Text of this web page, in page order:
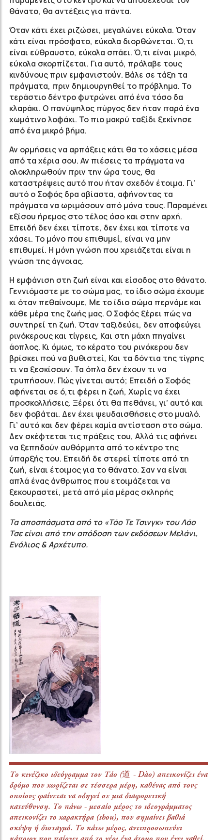
θάνατο, θα αντέξεις για πάντα.
Όταν κάτι έχει ριζώσει, μεγαλώνει εύκολα. Όταν
κάτι είναι πρόσφατο, εύκολα διορθώνεται. Ό,τι
είναι εύθραυστο, εύκολα σπάει. Ό,τι είναι μικρό,
εύκολα σκορπίζεται. Για αυτό, πρόλαβε τους
κινδύνους πριν εμφανιστούν. Βάλε σε τάξη τα
πράγματα, πριν δημιουργηθεί το πρόβλημα. Το
τεράστιο δέντρο φυτρώνει από ένα τόσο δα
κλαράκι. Ο πανύψηλος πύργος δεν ήταν παρά ένα
χωμάτινο λοφάκι. Το πιο μακρύ ταξίδι ξεκίνησε
από ένα μικρό βήμα.
Αν ορμήσεις να αρπάξεις κάτι θα το χάσεις μέσα
από τα χέρια σου. Αν πιέσεις τα πράγματα να
ολοκληρωθούν πριν την ώρα τους, θα
καταστρέψεις αυτό που ήταν σχεδόν έτοιμα. Γι’
αυτό ο Σοφός δρα αβίαστα, αφήνοντας τα
πράγματα να ωριμάσουν από μόνα τους. Παραμένει
εξίσου ήρεμος στο τέλος όσο και στην αρχή.
Επειδή δεν έχει τίποτε, δεν έχει και τίποτε να
χάσει. Το μόνο που επιθυμεί, είναι να μην
επιθυμεί. Η μόνη γνώση που χρειάζεται είναι η
γνώση της άγνοιας.
Η εμφάνιση στη ζωή είναι και είσοδος στο θάνατο.
Γεννιόμαστε με το σώμα μας, το ίδιο σώμα έχουμε
κι όταν πεθαίνουμε, Με το ίδιο σώμα περνάμε και
κάθε μέρα της ζωής μας. Ο Σοφός ξέρει πώς να
συντηρεί τη ζωή. Όταν ταξιδεύει, δεν αποφεύγει
ρινόκερους και τίγρεις, Και στη μάχη πηγαίνει
άοπλος. Κι όμως, το κέρατο του ρινόκερου δεν
βρίσκει πού να βυθιστεί, Και τα δόντια της τίγρης
τι να ξεσκίσουν. Τα όπλα δεν έχουν τι να
τρυπήσουν. Πώς γίνεται αυτό; Επειδή ο Σοφός
αφήνεται σε ό,τι φέρει η ζωή, Χωρίς να έχει
προσκολλήσεις. Ξέρει ότι θα πεθάνει, γι’ αυτό και
δεν φοβάται. Δεν έχει ψευδαισθήσεις στο μυαλό.
Γι’ αυτό και δεν φέρει καμία αντίσταση στο σώμα.
Δεν σκέφτεται τις πράξεις του, Αλλά τις αφήνει
να ξεπηδούν αυθόρμητα από το κέντρο της
ύπαρξής του. Επειδή δε στερεί τίποτε από τη
ζωή, είναι έτοιμος για το θάνατο. Σαν να είναι
απλά ένας άνθρωπος που ετοιμάζεται να
ξεκουραστεί, μετά από μία μέρας σκληρής
δουλειάς.
Τα αποσπάσματα από το «Τάο Τε Τσινγκ» του Λάο
Τσε είναι από την απόδοση των εκδόσεων Μελάνι,
Ενάλιος & Αρχέτυπο.
Το κινέζικο ιδεόγραμμα του Τάο (道 - Dào) απεικονίζει ένα
δρόμο που χωρίζεται σε τέσσερα μέρη, καθένας από τους
οποίους φαίνεται να οδηγεί σε μια διαφορετική
κατεύθυνση. Το πάνω - μεσαίο μέρος το ιδεογράμματος
απεικονίζει το χαρακτήρα (shou), που σημαίνει βαθιά
σκέψη ή δισταγμό. Το κάτω μέρος, αντιπροσωπεύει